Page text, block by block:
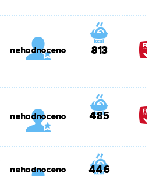
nehodnoceno 813
nehodnoceno 485
nehodnoceno 446